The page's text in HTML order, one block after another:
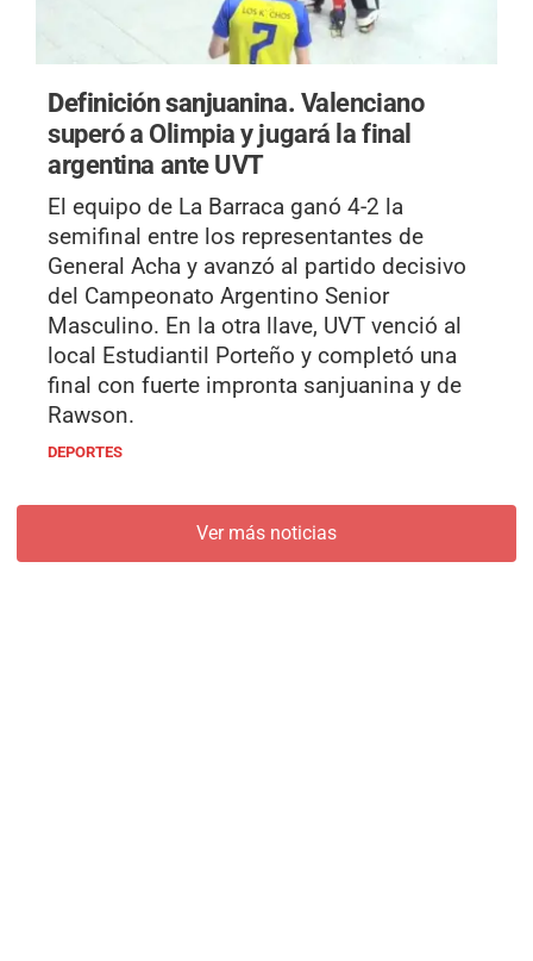
Definición sanjuanina. Valenciano
superó a Olimpia y jugará la final
argentina ante UVT
El equipo de La Barraca ganó 4-2 la
semifinal entre los representantes de
General Acha y avanzó al partido decisivo
del Campeonato Argentino Senior
Masculino. En la otra llave, UVT venció al
local Estudiantil Porteño y completó una
final con fuerte impronta sanjuanina y de
Rawson.
DEPORTES
Ver más noticias